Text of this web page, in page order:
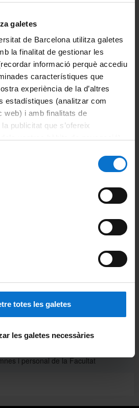
galetes
de Barcelona utilitza galetes
la finalitat de gestionar les
informació perquè accediu
característiques que
experiència de la d’altres
estadístiques (analitzar com
web) i amb finalitats de
publicitat que s’ofereix
galetes del lloc web de la
totes les galetes
les galetes necessàries
i personal de la Facultat